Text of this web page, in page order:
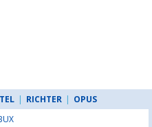
| RICHTER | OPUS